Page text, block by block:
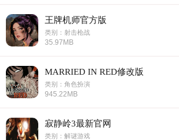
王牌机师官方版
类别：射击枪战
35.97MB
MARRIED IN RED修改版
类别：角色扮演
945.22MB
寂静岭3最新官网
类别：解谜游戏